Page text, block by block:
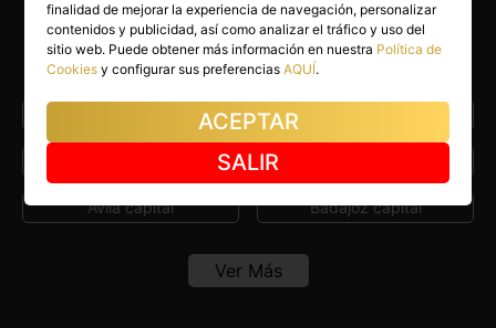
Encuentra Boys en otras capitales
de España
Ávila capital Badajoz capital
Barcelona capital
Ver Más
finalidad de mejorar la experiencia de navegación, personalizar
contenidos y publicidad, así como analizar el tráfico y uso del
sitio web. Puede obtener más información en nuestra Política de
Cookies y configurar sus preferenciasAQUÍ.
ACEPTAR
SALIR